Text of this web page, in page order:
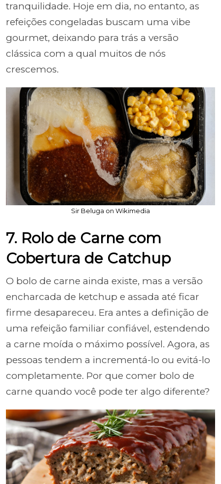
tranquilidade. Hoje em dia, no entanto, as
refeições congeladas buscam uma vibe
gourmet, deixando para trás a versão
clássica com a qual muitos de nós
crescemos.
Sir Beluga on Wikimedia
7. Rolo de Carne com
Cobertura de Catchup
O bolo de carne ainda existe, mas a versão
encharcada de ketchup e assada até ficar
firme desapareceu. Era antes a definição de
uma refeição familiar confiável, estendendo
a carne moída o máximo possível. Agora, as
pessoas tendem a incrementá-lo ou evitá-lo
completamente. Por que comer bolo de
carne quando você pode ter algo diferente?